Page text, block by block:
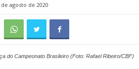
de agosto de 2020
do Campeonato Brasileiro (Foto: Rafael Ribeiro/CBF)